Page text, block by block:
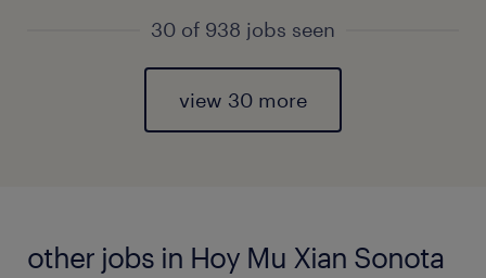
30 of 938 jobs seen
view 30 more
other jobs in Hoy Mu Xian Sonota